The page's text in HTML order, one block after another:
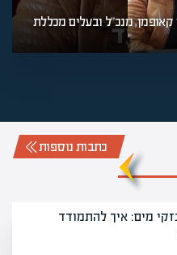
קאופמן, מנכ"ל ובעלים מכללת
כתבות נוספות
מים: איך להתמודד